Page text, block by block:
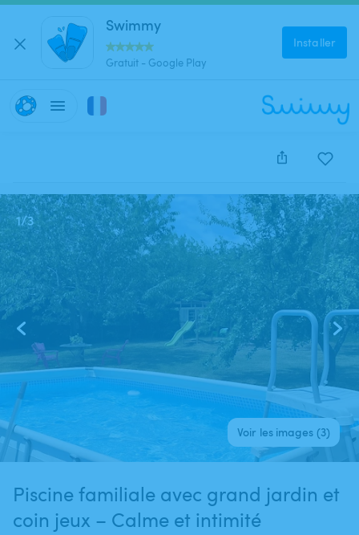
Swimmy
Gratuit - Google Play
Installer
Cette annonce est close et ne peut être réservée.
1/3
Voir les images (3)
Piscine familiale avec grand jardin et
coin jeux – Calme et intimité